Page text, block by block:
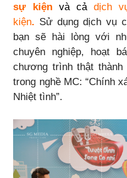
sự kiện
và cả dịch
kiện. Sử dụng dịch vụ
bạn sẽ hài lòng với
chuyên nghiệp, hoạt
chương trình thật
trong nghề MC: “Chính
Nhiệt tình”.